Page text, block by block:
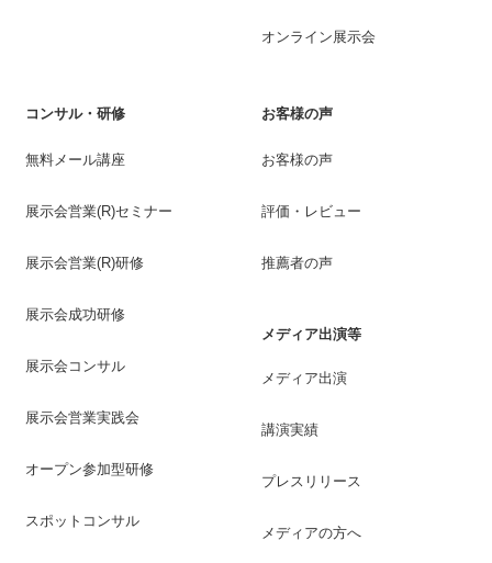
オンライン展示会
コンサル・研修
無料メール講座
展示会営業(R)セミナー
展示会営業(R)研修
展示会成功研修
展示会コンサル
展示会営業実践会
オープン参加型研修
スポットコンサル
お客様の声
お客様の声
評価・レビュー
推薦者の声
メディア出演等
メディア出演
講演実績
プレスリリース
メディアの方へ